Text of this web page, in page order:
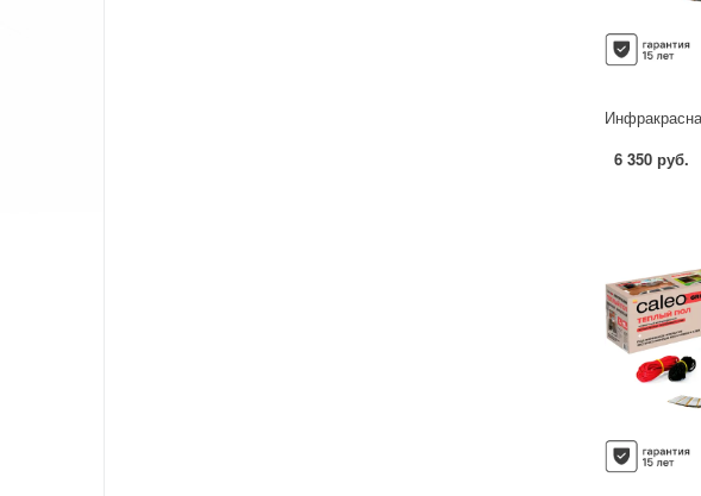
6 350 руб.